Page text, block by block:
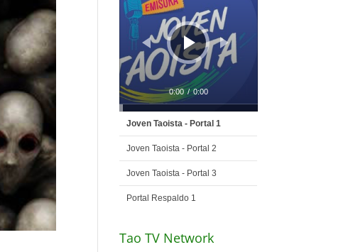
0:00 / 0:00
Joven Taoista - Portal 1
Joven Taoista - Portal 2
Joven Taoista - Portal 3
Portal Respaldo 1
Tao TV Network